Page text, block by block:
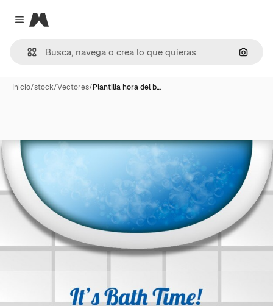
Close menu
Magnific
Inicio/stock/Vectores/Plantilla hora del b…